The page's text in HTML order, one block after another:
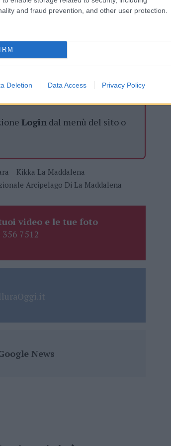
and fraud prevention, and other user protection.
Deletion Data Access Privacy Policy
qui
Login dal menù del sito o
Kikka La Maddalena
Arcipelago Di La Maddalena
video e le tue foto
7512
News